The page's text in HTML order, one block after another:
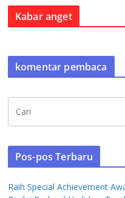
Kabar anget
komentar pembaca
Pos-pos Terbaru
Raih Special Achievement